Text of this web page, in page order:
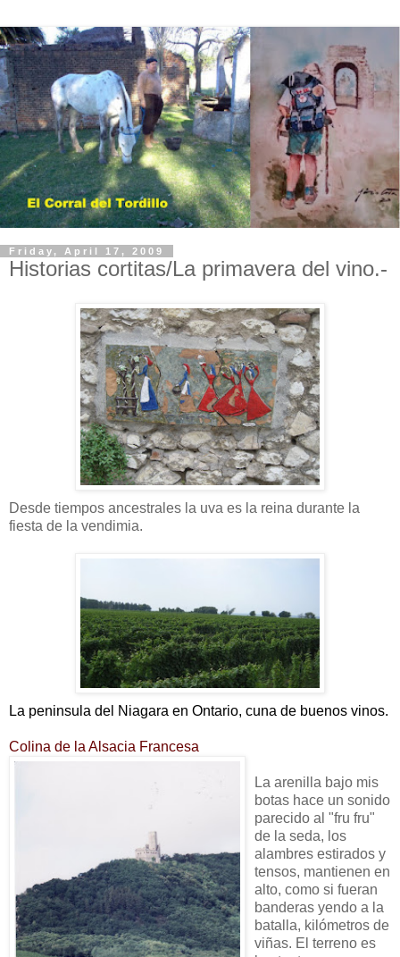
Friday, April 17, 2009
Historias cortitas/La primavera del vino.-
Desde tiempos ancestrales la uva es la reina durante la
fiesta de la vendimia.
La peninsula del Niagara en Ontario, cuna de buenos vinos.
Colina de la Alsacia Francesa
La arenilla bajo mis
botas hace un sonido
parecido al "fru fru"
de la seda, los
alambres estirados y
tensos, mantienen en
alto, como si fueran
banderas yendo a la
batalla, kilómetros de
viñas. El terreno es